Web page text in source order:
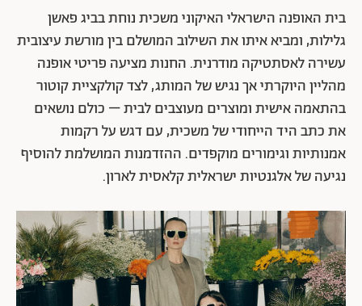
בית האופנה הישראלי האיקוני משכית נוחת בביג פאשן
גלילות, ומביא איתו את השילוב המושלם בין מורשת עיצובית
עשירה לאסתטיקה מודרנית. החנות מציעה פריטי אופנה
מהליין היוקרתי אך נגיש של המותג, לצד קולקציית קוטור
בהתאמה אישית ומוצרים מעוצבים לבית – כולם נושאים
את כתב היד הייחודי של משכית, עם דגש על רקמות
אמנותיות וגימורים מוקפדים. ההזדמנות המושלמת להוסיף
נגיעה של אלגנטיות ישראלית קלאסית לארון.